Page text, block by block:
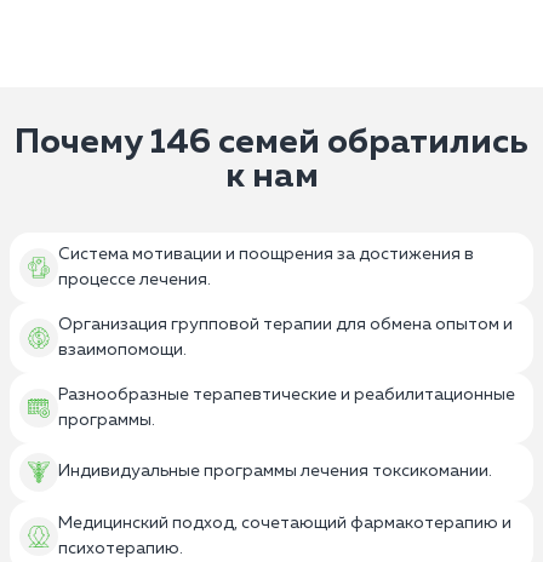
Почему 146 семей обратились
к нам
Система мотивации и поощрения за достижения в
процессе лечения.
Организация групповой терапии для обмена опытом и
взаимопомощи.
Разнообразные терапевтические и реабилитационные
программы.
Индивидуальные программы лечения токсикомании.
Медицинский подход, сочетающий фармакотерапию и
психотерапию.